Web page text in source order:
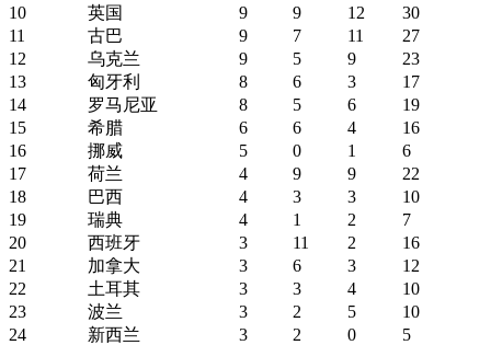
10
英国 9 9 12
30
11
古巴 9 7 11
27
12
乌克兰 9 5 9
23
13
匈牙利 8 6 3
17
14
罗马尼亚 8 5 6
19
15
希腊 6 6 4
16
16
挪威 5 0 1
6
17
荷兰 4 9 9
22
18
巴西 4 3 3
10
19
瑞典 4 1 2
7
20
西班牙 3 11 2
16
21
加拿大 3 6 3
12
22
土耳其 3 3 4
10
23
波兰 3 2 5
10
24
新西兰 3 2 0
5